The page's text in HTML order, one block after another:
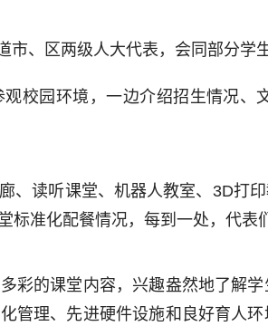
区两级人大代表，会同部分学
园环境，一边介绍招生情况、
读听课堂、机器人教室、3D打
准化配餐情况，每到一处，代表
的课堂内容，兴趣盎然地了解
管理、先进硬件设施和良好育人